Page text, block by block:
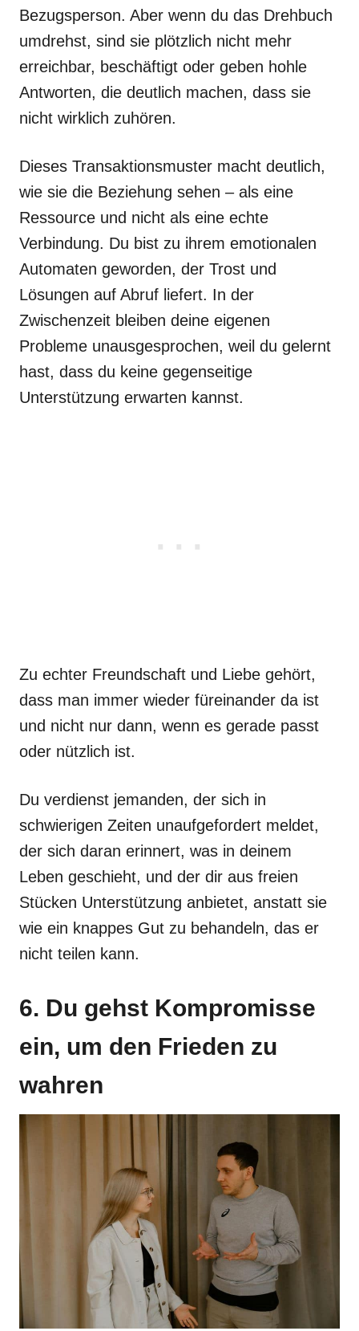
Bezugsperson. Aber wenn du das Drehbuch
umdrehst, sind sie plötzlich nicht mehr
erreichbar, beschäftigt oder geben hohle
Antworten, die deutlich machen, dass sie
nicht wirklich zuhören.
Dieses Transaktionsmuster macht deutlich,
wie sie die Beziehung sehen – als eine
Ressource und nicht als eine echte
Verbindung. Du bist zu ihrem emotionalen
Automaten geworden, der Trost und
Lösungen auf Abruf liefert. In der
Zwischenzeit bleiben deine eigenen
Probleme unausgesprochen, weil du gelernt
hast, dass du keine gegenseitige
Unterstützung erwarten kannst.
Zu echter Freundschaft und Liebe gehört,
dass man immer wieder füreinander da ist
und nicht nur dann, wenn es gerade passt
oder nützlich ist.
Du verdienst jemanden, der sich in
schwierigen Zeiten unaufgefordert meldet,
der sich daran erinnert, was in deinem
Leben geschieht, und der dir aus freien
Stücken Unterstützung anbietet, anstatt sie
wie ein knappes Gut zu behandeln, das er
nicht teilen kann.
6. Du gehst Kompromisse
ein, um den Frieden zu
wahren